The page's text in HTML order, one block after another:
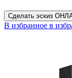
Сделать эскиз
В избранное в